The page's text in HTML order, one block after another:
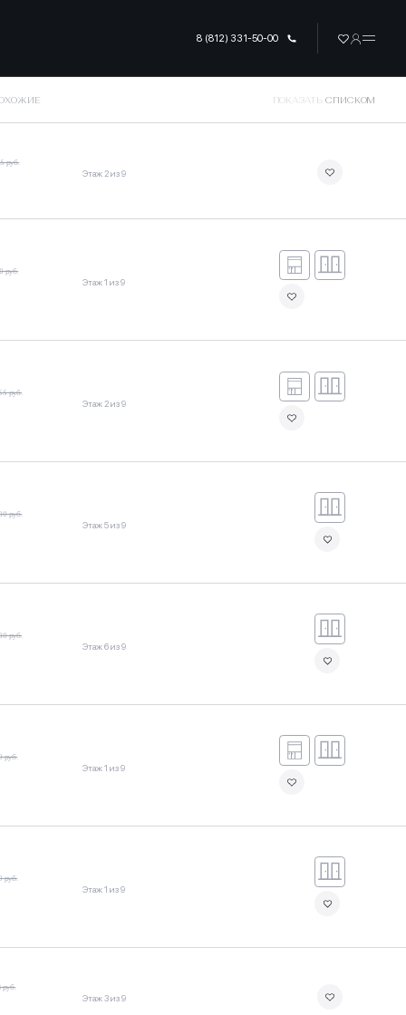
8 (812) 331-50-00
ПОКАЗАТЬСПИСКОМ
руб.
Этаж 2 из 9
руб.
Этаж 1 из 9
руб.
Этаж 2 из 9
руб.
Этаж 5 из 9
руб.
Этаж 6 из 9
руб.
Этаж 1 из 9
руб.
Этаж 1 из 9
руб.
Этаж 3 из 9